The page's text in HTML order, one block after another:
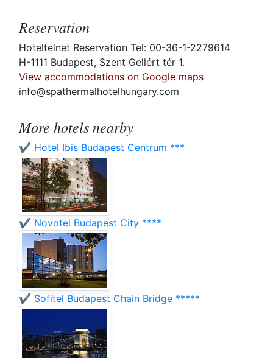
Reservation
Hoteltelnet Reservation Tel: 00-36-1-2279614
H-1111 Budapest, Szent Gellért tér 1.
View accommodations on Google maps
info@spathermalhotelhungary.com
More hotels nearby
✔️ Hotel Ibis Budapest Centrum ***
✔️ Novotel Budapest City ****
✔️ Sofitel Budapest Chain Bridge *****